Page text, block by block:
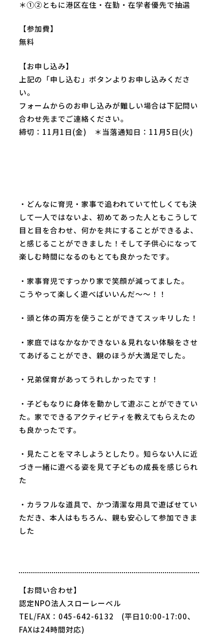
＊①②ともに港区在住・在勤・在学者優先で抽選
【参加費】
無料
【お申し込み】
上記の「申し込む」ボタンよりお申し込みくださ
い。
フォームからのお申し込みが難しい場合は下記問い
合わせ先までご連絡ください。
締切：11月1日(金) ＊当落通知日：11月5日(火)
・どんなに育児・家事で追われていて忙しくても決
して一人ではないよ、初めてあった人ともこうして
目と目を合わせ、何かを共にすることができるよ、
と感じることができました！そして子供心になって
楽しむ時間になるのもとても良かったです。
・家事育児ですっかり家で笑顔が減ってました。
こうやって楽しく遊べばいいんだ～～！！
・頭と体の両方を使うことができてスッキリした！
・家庭ではなかなかできない＆見れない体験をさせ
てあげることができ、親のほうが大満足でした。
・兄弟保育があってうれしかったです！
・子どもなりに身体を動かして遊ぶことができてい
た。家でできるアクティビティを教えてもらえたの
も良かったです。
・見たことをマネしようとしたり。知らない人に近
づき一緒に遊べる姿を見て子どもの成長を感じられ
た
・カラフルな道具で、かつ清潔な用具で遊ばせてい
ただき、本人はもちろん、親も安心して参加できま
した
【お問い合わせ】
認定NPO法人スローレーベル
TEL/FAX：045-642-6132 (平日10:00-17:00、
FAXは24時間対応)